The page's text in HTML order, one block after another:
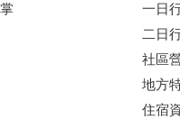
一日
二日
社區
地方
住宿